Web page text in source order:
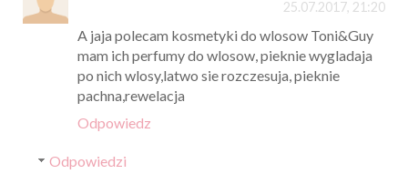
25.07.2017, 21:20
A jaja polecam kosmetyki do wlosow Toni&Guy
mam ich perfumy do wlosow, pieknie wygladaja
po nich wlosy,latwo sie rozczesuja, pieknie
pachna,rewelacja
Odpowiedz
Odpowiedzi